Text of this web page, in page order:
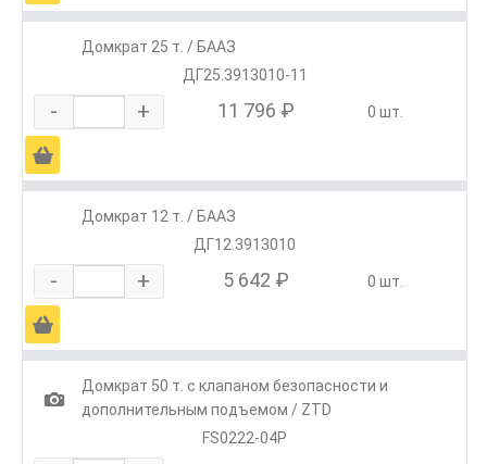
Домкрат 25 т. / БААЗ
ДГ25.3913010-11
- + 11 796 ₽ 0 шт.
Ä
Домкрат 12 т. / БААЗ
ДГ12.3913010
- + 5 642 ₽ 0 шт.
Ä
1
Домкрат 50 т. с клапаном безопасности и
дополнительным подъемом / ZTD
FS0222-04P